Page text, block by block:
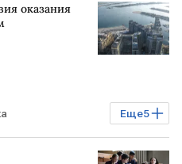
оказания
Еще5
ОАЭ услуги